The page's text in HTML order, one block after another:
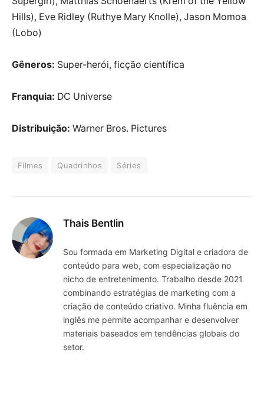
Hills), Eve Ridley (Ruthye Mary Knolle), Jason Momoa
(Lobo)
Gêneros: Super-herói, ficção científica
Franquia: DC Universe
Distribuição: Warner Bros. Pictures
Filmes Quadrinhos Séries
Thais Bentlin
Sou formada em Marketing Digital e criadora de
conteúdo para web, com especialização no
nicho de entretenimento. Trabalho desde 2021
combinando estratégias de marketing com a
criação de conteúdo criativo. Minha fluência em
inglês me permite acompanhar e desenvolver
materiais baseados em tendências globais do
setor.